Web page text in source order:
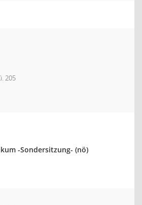
205
-Sondersitzung- (nö)